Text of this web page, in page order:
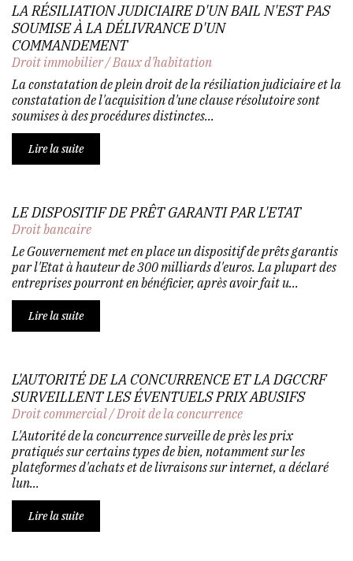
LA RÉSILIATION JUDICIAIRE D'UN BAIL N'EST PAS
SOUMISE À LA DÉLIVRANCE D'UN
COMMANDEMENT
Droit immobilier/Baux d'habitation
La constatation de plein droit de la résiliation judiciaire et la
constatation de l'acquisition d'une clause résolutoire sont
soumises à des procédures distinctes...
Lire la suite
LE DISPOSITIF DE PRÊT GARANTI PAR L'ETAT
Droit bancaire
Le Gouvernement met en place un dispositif de prêts garantis
par l'Etat à hauteur de 300 milliards d'euros. La plupart des
entreprises pourront en bénéficier, après avoir fait u...
Lire la suite
L'AUTORITÉ DE LA CONCURRENCE ET LA DGCCRF
SURVEILLENT LES ÉVENTUELS PRIX ABUSIFS
Droit commercial/Droit de la concurrence
L'Autorité de la concurrence surveille de près les prix
pratiqués sur certains types de bien, notamment sur les
plateformes d'achats et de livraisons sur internet, a déclaré
lun...
Lire la suite